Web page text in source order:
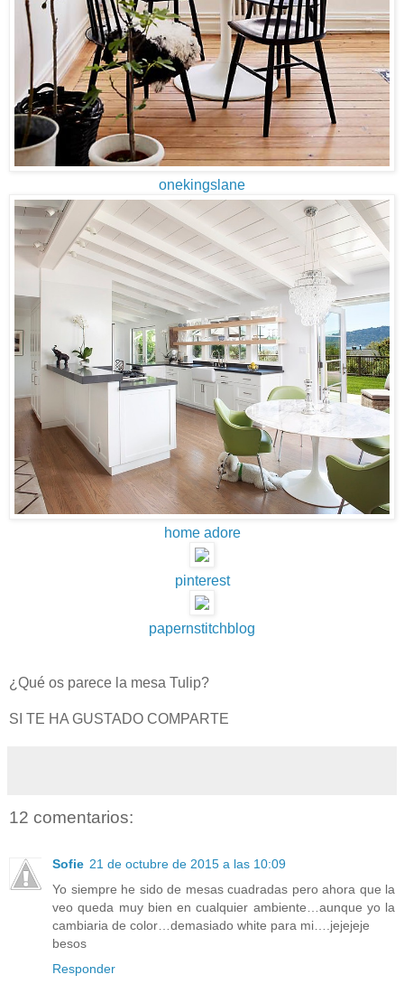
onekingslane
home adore
pinterest
papernstitchblog
¿Qué os parece la mesa Tulip?
SI TE HA GUSTADO COMPARTE
12 comentarios:
Sofie 21 de octubre de 2015 a las 10:09
Yo siempre he sido de mesas cuadradas pero ahora que la
veo queda muy bien en cualquier ambiente…aunque yo la
cambiaria de color…demasiado white para mi….jejejeje
besos
Responder